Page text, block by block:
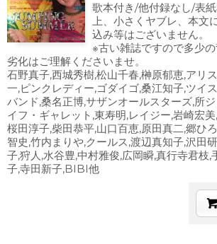
歌本付き/他付録なし/表
上、小さくヤブレ、本文
込み等はございません。
※古い雑誌ですので多少
劣化はご理解くださいませ。
石野真子,西城秀樹,松山千春,榊原郁恵,アリ
一,ピンクレディー,ゴダイゴ,桑江知子,ツイ
バンド,桑名正博,サザンオールスターズ,所
イフ・ギャレット,東寿明,レイジー,岩崎宏
桜田淳子,柴田恭平,山口百恵,原田真二,郷ひ
智史,竹内まりや,クールス,渡辺真知子,沢田
子,狩人,水谷豊,中村雅俊,広岡瞬,真行寺君枝,
子,寺田新子,BIBI他